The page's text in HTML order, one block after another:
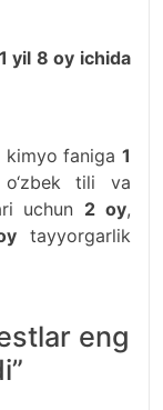
1 yil 8 oy ichida
kimyo faniga1
o‘zbek tili va
uchun 2 oy,
tayyorgarlik
eng